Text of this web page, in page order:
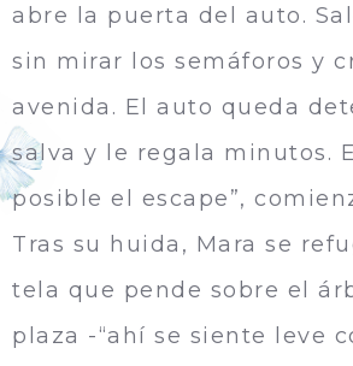
abre la puerta del auto.
sin mirar los semáforos y
avenida. El auto queda
salva y le regala minutos.
posible el escape”,
Tras su huida, Mara se
tela que pende sobre el
plaza -“ahí­ se siente leve